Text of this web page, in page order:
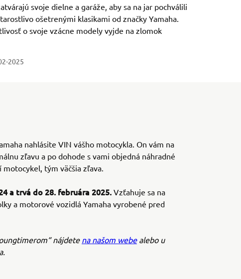
svoje dielne a garáže, aby sa na jar pochválili
ošetrenými klasikami od značky Yamaha.
o svoje vzácne modely vyjde na zlomok
2025
nahlásite VIN vášho motocykla. On vám na
zľavu a po dohode s vami objedná náhradné
tým väčšia zľava.
a trvá do 28. februára 2025.Vzťahuje sa na
a motorové vozidlá Yamaha vyrobené pred
nájdete na našom webealebo u